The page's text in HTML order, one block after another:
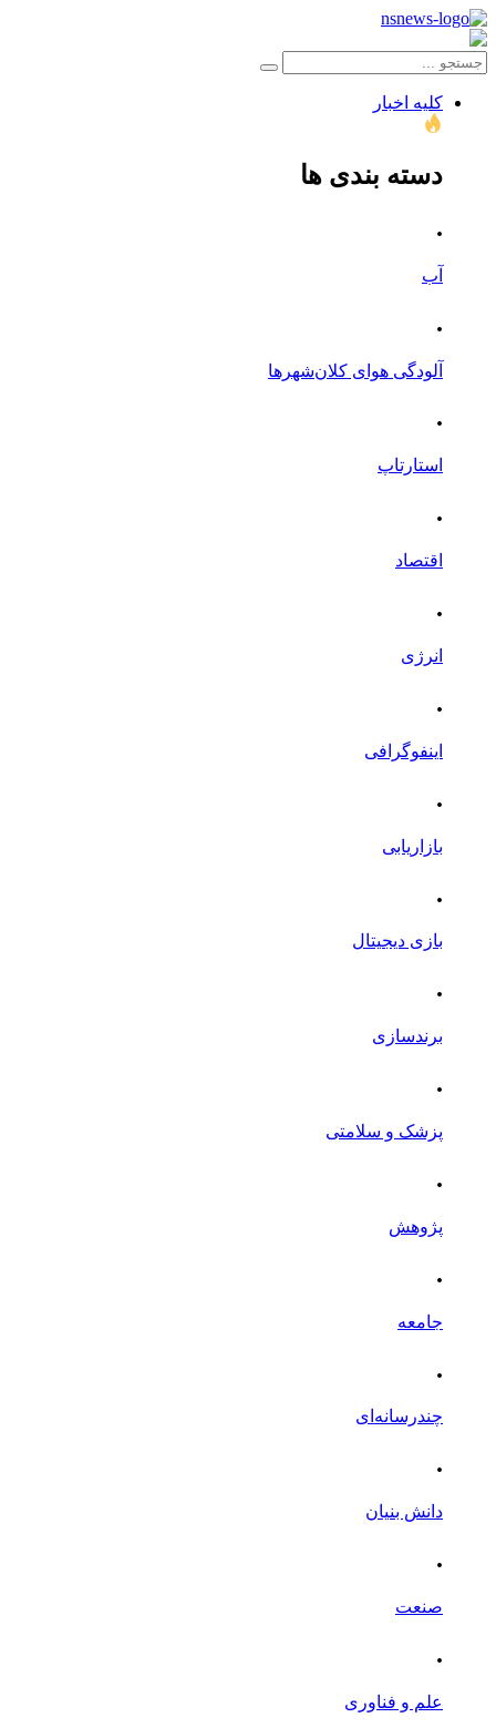
کلیه اخبار
دسته بندی ها
.
آب
.
آلودگی هوای کلان‌شهرها
.
استارتاپ
.
اقتصاد
.
انرژی
.
اینفوگرافی
.
بازاریابی
.
بازی دیجیتال
.
برندسازی
.
پزشک و سلامتی
.
پژوهش
.
جامعه
.
چندرسانه‌ای
.
دانش بنیان
.
صنعت
.
علم و فناوری